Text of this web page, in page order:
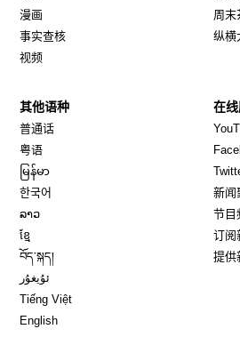
漫画
事实查核
视频
周末
纵横
其他语种
普通话
粤语
မြန်မာ
한국어
ລາວ
ខ្មែ
བོད་སྐད།
ئۇيغۇر
Tiếng Việt
English
在
新闻
节目
订阅
提供